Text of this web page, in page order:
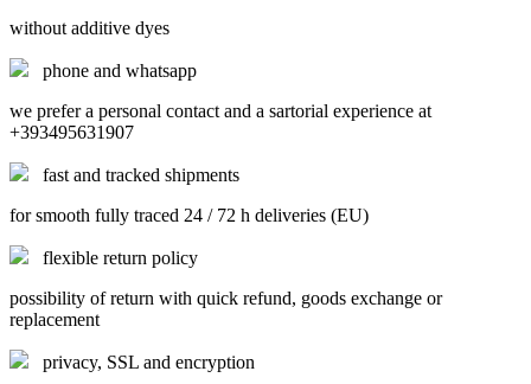
without additive dyes
phone and whatsapp
we prefer a personal contact and a sartorial experience at
+393495631907
fast and tracked shipments
for smooth fully traced 24 / 72 h deliveries (EU)
flexible return policy
possibility of return with quick refund, goods exchange or
replacement
privacy, SSL and encryption